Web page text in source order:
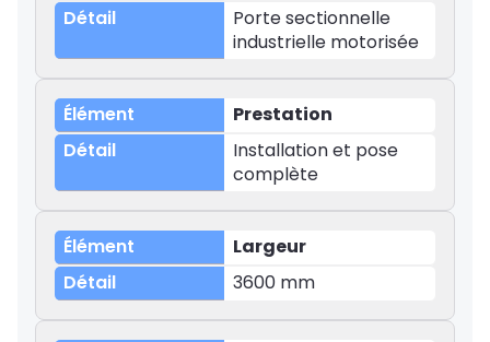
Porte sectionnelle
industrielle motorisée
Prestation
Installation et pose
complète
Largeur
3600 mm